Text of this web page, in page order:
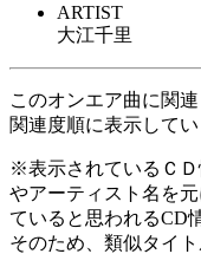
ARTIST
大江千里
このオンエア曲に関
関連度順に表示してい
※表示されているＣ
やアーティスト名を
ていると思われるCD
そのため、類似タイ